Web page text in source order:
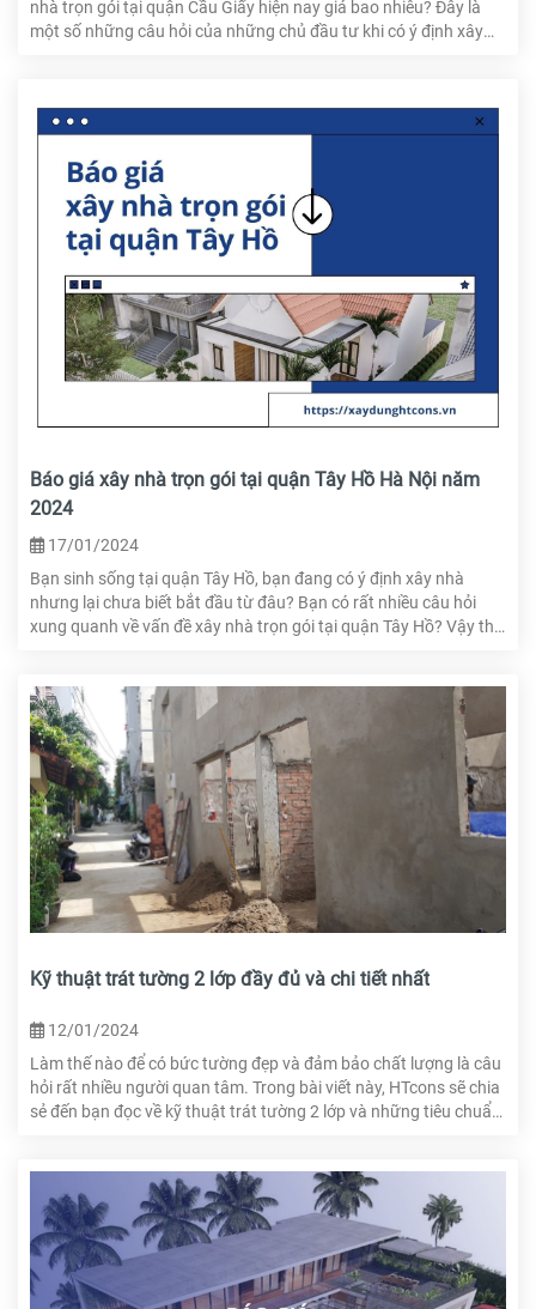
nhà trọn gói tại quận Cầu Giấy hiện nay giá bao nhiêu? Đây là
một số những câu hỏi của những chủ đầu tư khi có ý định xây
Báo giá xây nhà trọn gói tại quận Tây Hồ Hà Nội năm
2024
17/01/2024
Bạn sinh sống tại quận Tây Hồ, bạn đang có ý định xây nhà
nhưng lại chưa biết bắt đầu từ đâu? Bạn có rất nhiều câu hỏi
xung quanh về vấn đề xây nhà trọn gói tại quận Tây Hồ? Vậy thì
Kỹ thuật trát tường 2 lớp đầy đủ và chi tiết nhất
12/01/2024
Làm thế nào để có bức tường đẹp và đảm bảo chất lượng là câu
hỏi rất nhiều người quan tâm. Trong bài viết này, HTcons sẽ chia
sẻ đến bạn đọc về kỹ thuật trát tường 2 lớp và những tiêu chuẩn